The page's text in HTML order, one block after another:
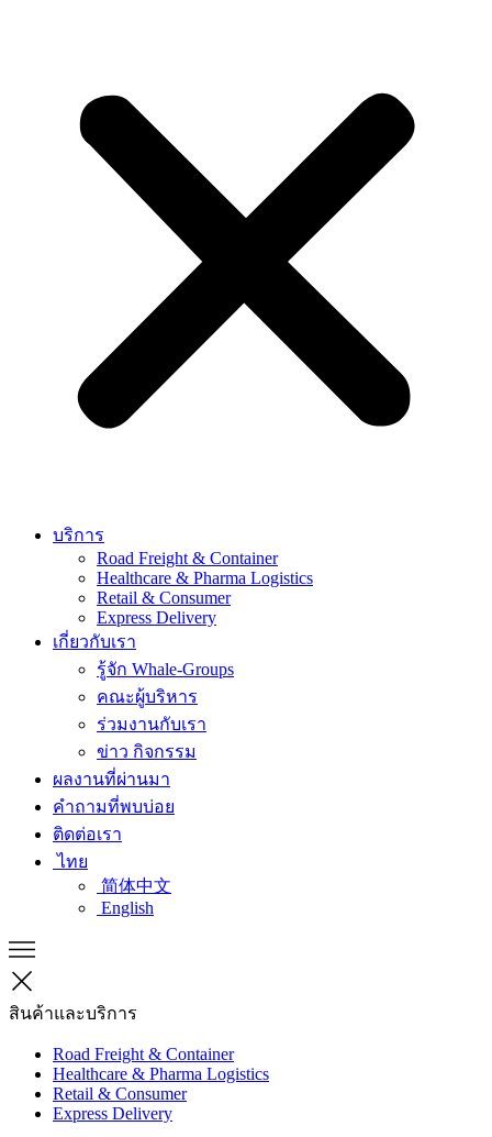
บริการ
Road Freight & Container
Healthcare & Pharma Logistics
Retail & Consumer
Express Delivery
เกี่ยวกับเรา
รู้จัก Whale-Groups
คณะผู้บริหาร
ร่วมงานกับเรา
ข่าว กิจกรรม
ผลงานที่ผ่านมา
คำถามที่พบบ่อย
ติดต่อเรา
ไทย
简体中文
English
สินค้าและบริการ
Road Freight & Container
Healthcare & Pharma Logistics
Retail & Consumer
Express Delivery